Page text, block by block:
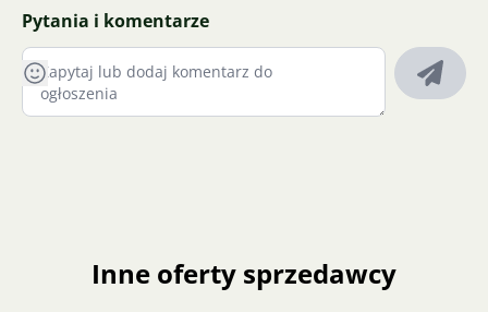
Pytania i komentarze
Inne oferty sprzedawcy